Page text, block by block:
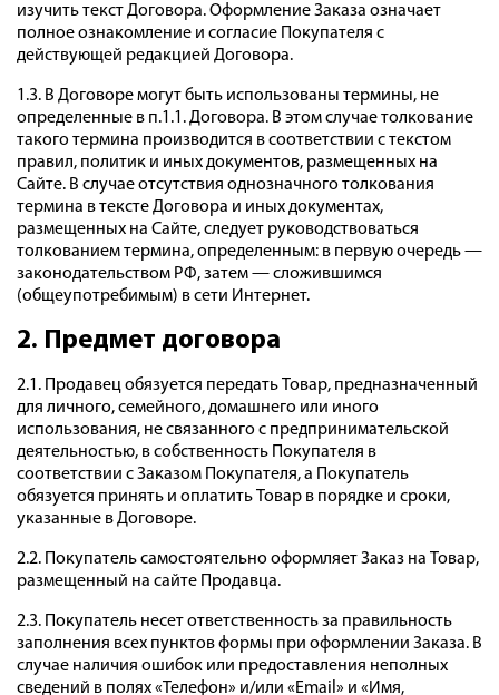
изучить текст Договора. Оформление Заказа означает
полное ознакомление и согласие Покупателя с
действующей редакцией Договора.
1.3. В Договоре могут быть использованы термины, не
определенные в п.1.1. Договора. В этом случае толкование
такого термина производится в соответствии с текстом
правил, политик и иных документов, размещенных на
Сайте. В случае отсутствия однозначного толкования
термина в тексте Договора и иных документах,
размещенных на Сайте, следует руководствоваться
толкованием термина, определенным: в первую очередь —
законодательством РФ, затем — сложившимся
(общеупотребимым) в сети Интернет.
2. Предмет договора
2.1. Продавец обязуется передать Товар, предназначенный
для личного, семейного, домашнего или иного
использования, не связанного с предпринимательской
деятельностью, в собственность Покупателя в
соответствии с Заказом Покупателя, а Покупатель
обязуется принять и оплатить Товар в порядке и сроки,
указанные в Договоре.
2.2. Покупатель самостоятельно оформляет Заказ на Товар,
размещенный на сайте Продавца.
2.3. Покупатель несет ответственность за правильность
заполнения всех пунктов формы при оформлении Заказа. В
случае наличия ошибок или предоставления неполных
сведений в полях «Телефон» и/или «Email» и «Имя,